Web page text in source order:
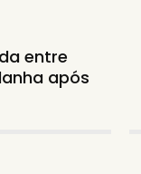
entre
após